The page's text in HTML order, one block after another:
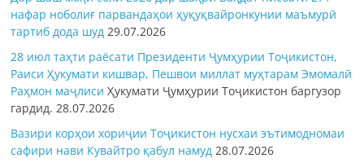
нафар ноболиғ парвандаҳои ҳуқуқвайронкунии маъмурӣ
тартиб дода шуд 29.07.2026
28 июл таҳти раёсати Президенти Ҷумҳурии Тоҷикистон,
Раиси Ҳукумати кишвар, Пешвои миллат муҳтарам Эмомалӣ
Раҳмон маҷлисиҲукумати Ҷумҳурии Тоҷикистон баргузор
гардид.28.07.2026
Вазири корҳои хориҷии Тоҷикистон нусхаи эътимодномаи
сафири нави Кувайтро қабул намуд 28.07.2026